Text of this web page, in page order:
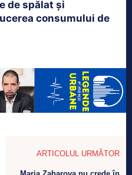
de spălat și
consumului de
ARTICOLUL URMĂTOR